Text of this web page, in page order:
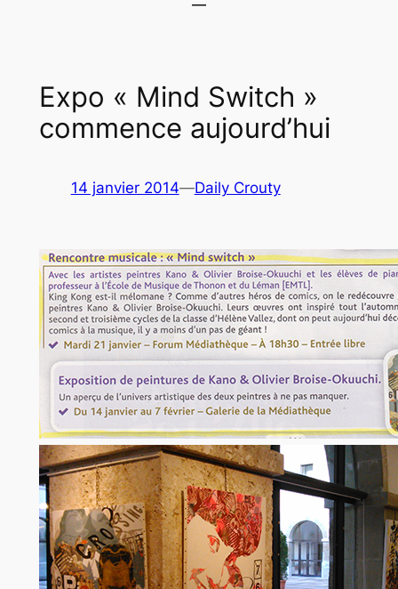
Expo « Mind Switch »
commence aujourd’hui
14 janvier 2014—Daily Crouty